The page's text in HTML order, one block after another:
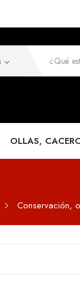
OLLAS,
Conservación,